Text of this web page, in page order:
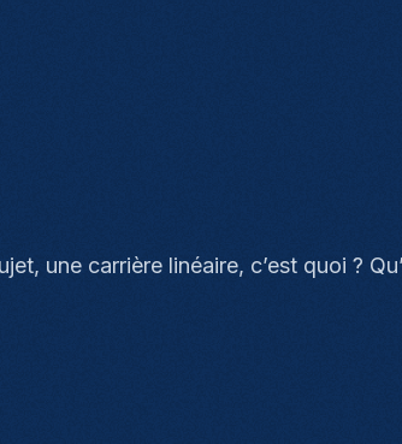
une carrière linéaire, c’est quoi ?